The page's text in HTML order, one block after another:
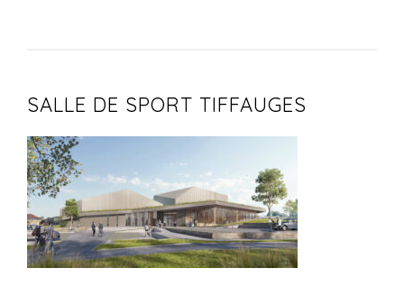
SALLE DE SPORT TIFFAUGES